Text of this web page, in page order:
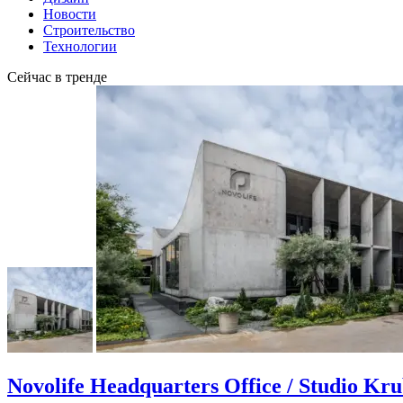
Новости
Строительство
Технологии
Сейчас в тренде
Novolife Headquarters Office / Studio